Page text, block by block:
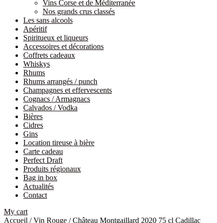
Vins Corse et de Méditerranée
Nos grands crus classés
Les sans alcools
Apéritif
Spiritueux et liqueurs
Accessoires et décorations
Coffrets cadeaux
Whiskys
Rhums
Rhums arrangés / punch
Champagnes et effervescents
Cognacs / Armagnacs
Calvados / Vodka
Bières
Cidres
Gins
Location tireuse à bière
Carte cadeau
Perfect Draft
Produits régionaux
Bag in box
Actualités
Contact
My cart
Accueil /Vin Rouge / Château Montgaillard 2020 75 cl Cadillac